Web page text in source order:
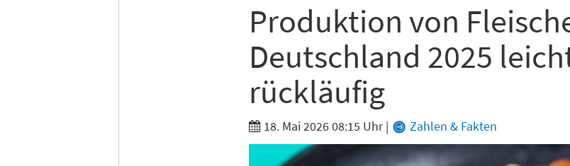
Produktion von
Deutschland 2025
rückläufig
18. Mai 2026 08:15 Uhr| Zahlen & Fakten
Branche
Ich möchte folgende Newsletter erhalten
Tageskarte-Newsletter (gegen 8.30 Uhr)
Ich habe dieDatenschutzerklärungzur Kenntnis